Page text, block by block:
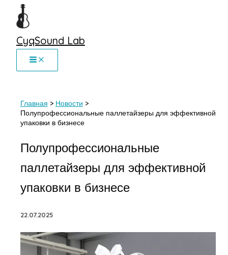
Перейти
CyqSound Lab
Главная
Новости
Полупрофессиональные паллетайзеры для эффективной
упаковки в бизнесе
Полупрофессиональные
паллетайзеры для эффективной
упаковки в бизнесе
22.07.2025